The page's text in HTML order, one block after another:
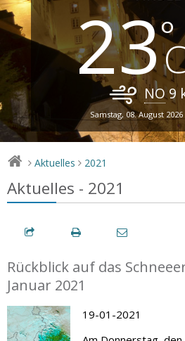
23
NO9
Samstag, 08. August
> Aktuelles > 2021
Aktuelles - 2021
Rückblick auf das
Januar 2021
19-01-2021